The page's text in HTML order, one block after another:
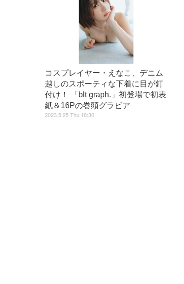
コスプレイヤー・えなこ、デニム
越しのスポーティな下着に目が釘
付け！ 「blt graph.」初登場で初表
紙＆16Pの巻頭グラビア
2023.5.25 Thu 18:30